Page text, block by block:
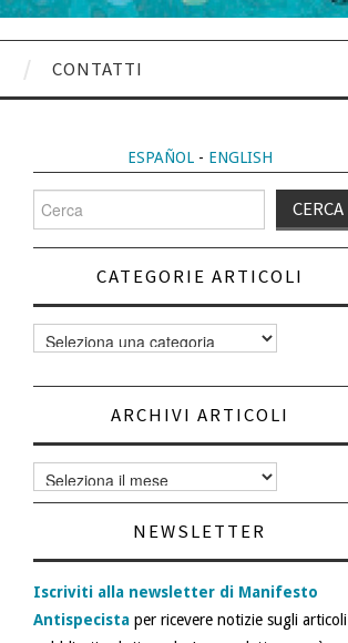
CONTATTI
ESPAÑOL- ENGLISH
per:
CATEGORIE ARTICOLI
Categorie
articoli
ARCHIVI ARTICOLI
Archivi
articoli
NEWSLETTER
Iscriviti alla newsletter di Manifesto
Antispecista per ricevere notizie sugli articoli